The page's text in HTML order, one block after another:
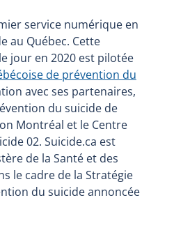
service numérique en
au Québec. Cette
jour en 2020 est pilotée
de prévention du
avec ses partenaires,
du suicide de
Montréal et le Centre
02. Suicide.ca est
de la Santé et des
le cadre de la Stratégie
du suicide annoncée